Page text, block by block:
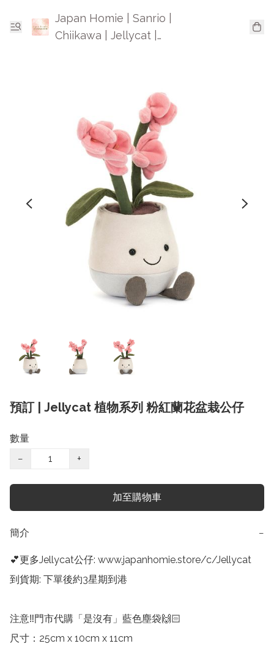
Japan Homie | Sanrio |
Chiikawa | Jellycat |
預訂 | Jellycat 植物系列 粉紅蘭花盆栽公仔
數量
−
+
加至購物車
簡介 −
💕更多Jellycat公仔: www.japanhomie.store/c/Jellycat
到貨期: 下單後約3星期到港
注意‼️門市代購「是沒有」藍色塵袋🙌🏻
尺寸：25cm x 10cm x 11cm